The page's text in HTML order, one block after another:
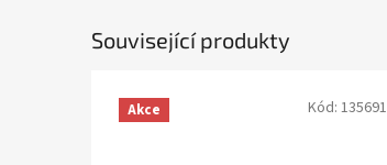
Související produkty
Akce Kód: 135691